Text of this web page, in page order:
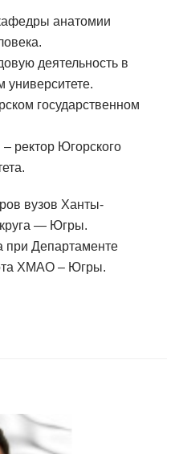
анатомии
деятельность в
университете.
государственном
ректор Югорского
вузов Ханты-
— Югры.
при Департаменте
ХМАО – Югры.